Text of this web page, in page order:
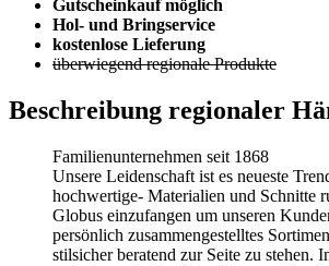
Gutscheinkauf möglich
Hol- und Bringservice
kostenlose Lieferung
überwiegend regionale Produkte
Beschreibung regionaler
Familienunternehmen seit 1868
Unsere Leidenschaft ist es neueste
hochwertige- Materialien und Schnitte
Globus einzufangen um unseren
persönlich zusammengestelltes
stilsicher beratend zur Seite zu stehen.